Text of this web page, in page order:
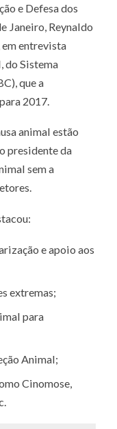
e Defesa dos
Janeiro, Reynaldo
entrevista
do Sistema
que a
2017.
animal estão
presidente da
sem a
e apoio aos
extremas;
para
Animal;
Cinomose,